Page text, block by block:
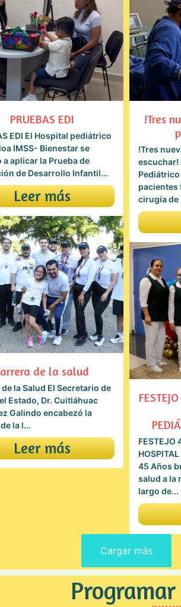
PRUEBAS EDI
EDI El Hospital pediátrico
IMSS- Bienestar se
a aplicar la Prueba de
de Desarrollo Infantil...
Leer más
!Tres
!Tres
escuchar!
pacientes
cirugía de
de la salud
la Salud El Secretario de
Estado, Dr. Cuitláhuac
Galindo encabezó la
la l...
Leer más
FESTEJO
45 Años
salud a la
largo de...
Cargar más